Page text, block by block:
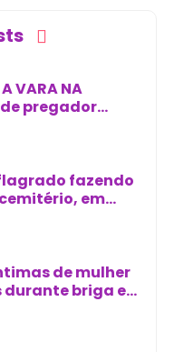
VARA NA
de pregador
extra-conjugal
flagrado fazendo
em
Maranhão
de mulher
briga em